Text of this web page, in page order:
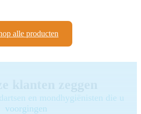
alle producten
en mondhygiënisten die u
voorgingen